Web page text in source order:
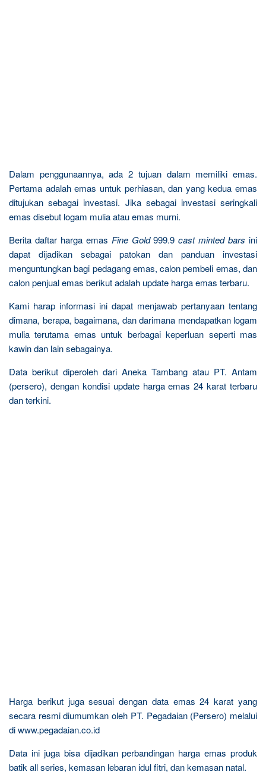
Dalam penggunaannya, ada 2 tujuan dalam memiliki emas.
Pertama adalah emas untuk perhiasan, dan yang kedua emas
ditujukan sebagai investasi. Jika sebagai investasi seringkali
emas disebut logam mulia atau emas murni.
Berita daftar harga emas Fine Gold999.9cast minted barsini
dapat dijadikan sebagai patokan dan panduan investasi
menguntungkan bagi pedagang emas, calon pembeli emas, dan
calon penjual emas berikut adalah update harga emas terbaru.
Kami harap informasi ini dapat menjawab pertanyaan tentang
dimana, berapa, bagaimana, dan darimana mendapatkan logam
mulia terutama emas untuk berbagai keperluan seperti mas
kawin dan lain sebagainya.
Data berikut diperoleh dari Aneka Tambang atau PT. Antam
(persero), dengan kondisi update harga emas 24 karat terbaru
dan terkini.
Harga berikut juga sesuai dengan data emas 24 karat yang
secara resmi diumumkan oleh PT. Pegadaian (Persero) melalui
di www.pegadaian.co.id
Data ini juga bisa dijadikan perbandingan harga emas produk
batik all series, kemasan lebaran idul fitri, dan kemasan natal.